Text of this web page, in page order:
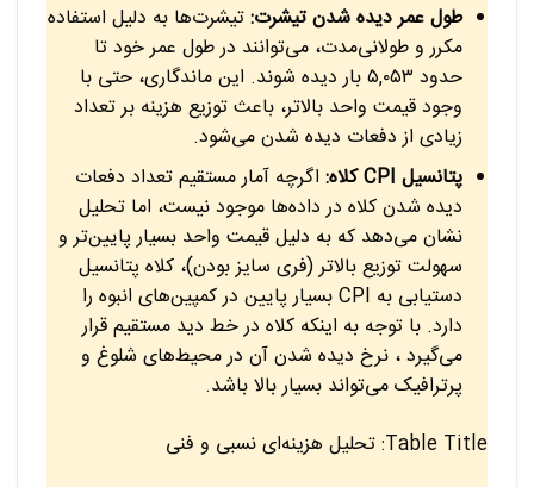
طول عمر دیده شدن تیشرت:تیشرت‌ها به دلیل استفاده
مکرر و طولانی‌مدت، می‌توانند در طول عمر خود تا
حدود ۵,۰۵۳ بار دیده شوند. این ماندگاری، حتی با
وجود قیمت واحد بالاتر، باعث توزیع هزینه بر تعداد
زیادی از دفعات دیده شدن می‌شود.
پتانسیل CPI کلاه:
اگرچه آمار مستقیم تعداد دفعات
دیده شدن کلاه در داده‌ها موجود نیست، اما تحلیل
نشان می‌دهد که به دلیل قیمت واحد بسیار پایین‌تر و
سهولت توزیع بالاتر (فری سایز بودن)، کلاه پتانسیل
دستیابی به CPI بسیار پایین در کمپین‌های انبوه را
دارد. با توجه به اینکه کلاه در خط دید مستقیم قرار
می‌گیرد ، نرخ دیده شدن آن در محیط‌های شلوغ و
پرترافیک می‌تواند بسیار بالا باشد.
Table Title: تحلیل هزینه‌ای نسبی و فنی